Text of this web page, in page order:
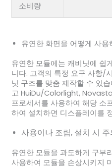
소비량
유연한 화면을 어떻게 사용
유연한 모듈에는 캐비닛에 쉽
니다. 고객의 특정 요구 사항/
닛 구조를 맞춤 제작할 수 있
고 HuiDu/Colorlight,
프로세서를 사용하여 해당 소
하여 설치하면 디스플레이를
사용이나 조립, 설치 시
유연한 모듈을 과도하게 구부
사용하여 모듈을 손상시키지